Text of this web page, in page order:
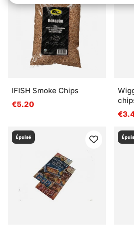
IFISH Smoke Chips
€5.20
Épuisé